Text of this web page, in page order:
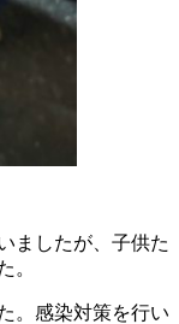
ましたが、子供た
。
。感染対策を行い